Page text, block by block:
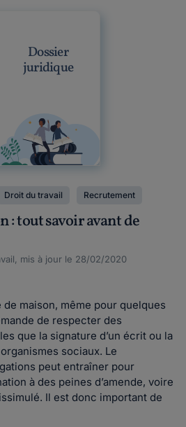
Dossier
juridique
Droit du travail Recrutement
: tout savoir avant de
mis à jour le 28/02/2020
maison, même pour quelques
de respecter des
que la signature d’un écrit ou la
sociaux. Le
peut entraîner pour
à des peines d’amende, voire
Il est donc important de